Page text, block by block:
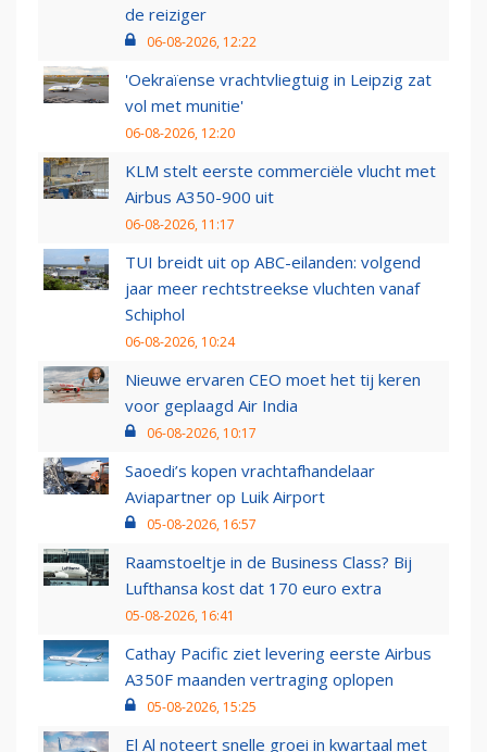
de reiziger
06-08-2026, 12:22
'Oekraïense vrachtvliegtuig in Leipzig zat
vol met munitie'
06-08-2026, 12:20
KLM stelt eerste commerciële vlucht met
Airbus A350-900 uit
06-08-2026, 11:17
TUI breidt uit op ABC-eilanden: volgend
jaar meer rechtstreekse vluchten vanaf
Schiphol
06-08-2026, 10:24
Nieuwe ervaren CEO moet het tij keren
voor geplaagd Air India
06-08-2026, 10:17
Saoedi’s kopen vrachtafhandelaar
Aviapartner op Luik Airport
05-08-2026, 16:57
Raamstoeltje in de Business Class? Bij
Lufthansa kost dat 170 euro extra
05-08-2026, 16:41
Cathay Pacific ziet levering eerste Airbus
A350F maanden vertraging oplopen
05-08-2026, 15:25
El Al noteert snelle groei in kwartaal met